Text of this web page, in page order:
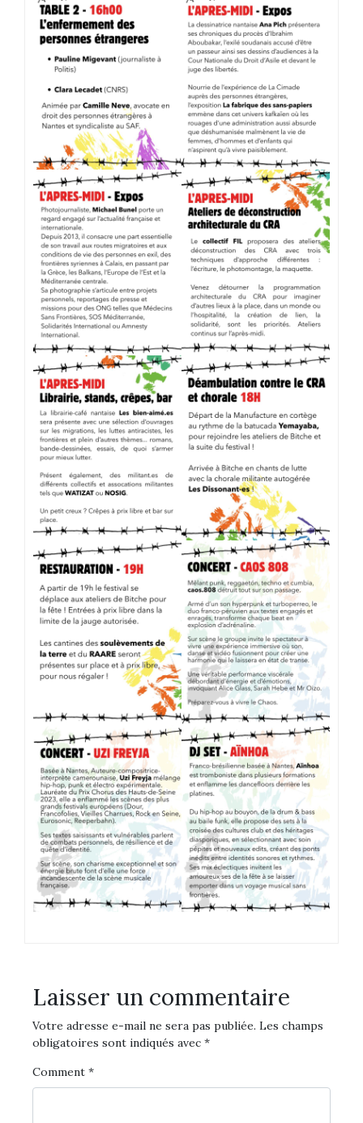
Laisser un commentaire
Votre adresse e-mail ne sera pas publiée. Les champs
obligatoires sont indiqués avec *
Comment *